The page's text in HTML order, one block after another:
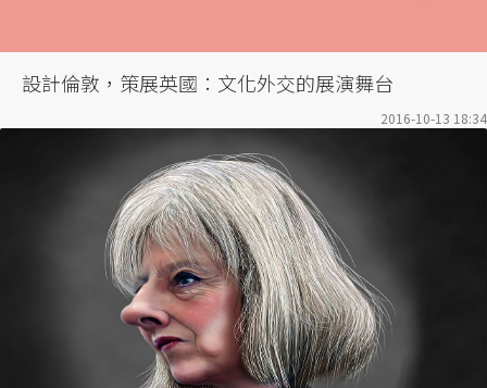
設計倫敦，策展英國：文化外交的展演舞台
2016-10-13 18:34